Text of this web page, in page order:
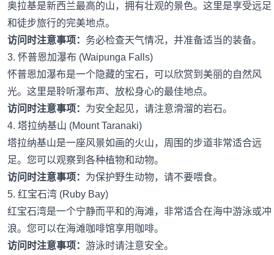
奥拉基是新西兰最高的山，拥有壮观的景色。这里是享受远足
和徒步旅行的完美地点。
访问时注意事项： 务必检查天气情况，并准备适当的装备。
3. 怀普恩加瀑布 (Waipunga Falls)
怀普恩加瀑布是一个隐藏的宝石，可以欣赏到美丽的自然风
光。这里是聆听瀑布声、放松身心的最佳地点。
访问时注意事项： 为安全起见，请注意滑溜的岩石。
4. 塔拉纳基山 (Mount Taranaki)
塔拉纳基山是一座风景如画的火山，周围的步道非常适合远
足。您可以观察到各种植物和动物。
访问时注意事项： 为保护野生动物，请不要喂食。
5. 红宝石湾 (Ruby Bay)
红宝石湾是一个宁静而平和的海滩，非常适合在海中游泳或冲
浪。您可以在海滩咖啡馆享用咖啡。
访问时注意事项： 游泳时请注意安全。